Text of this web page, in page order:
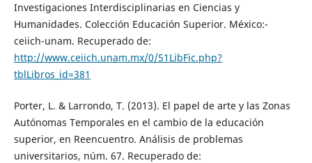
Investigaciones Interdisciplinarias en Ciencias y
Humanidades. Colección Educación Superior. México:-
ceiich-unam. Recuperado de:
http://www.ceiich.unam.mx/0/51LibFic.php?
tblLibros_id=381
Porter, L. & Larrondo, T. (2013). El papel de arte y las Zonas
Autónomas Temporales en el cambio de la educación
superior, en Reencuentro. Análisis de problemas
universitarios, núm. 67. Recuperado de: